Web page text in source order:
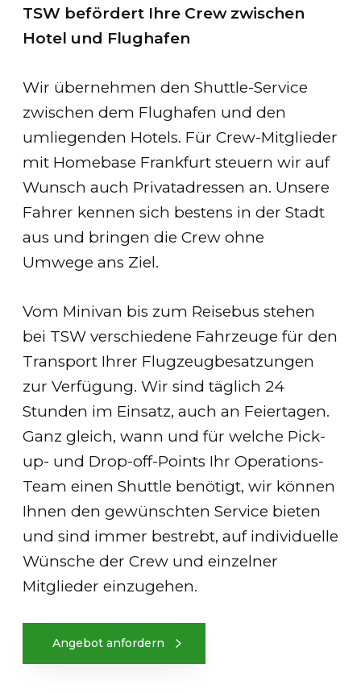
TSW befördert Ihre Crew zwischen
Hotel und Flughafen
Wir übernehmen den Shuttle-Service
zwischen dem Flughafen und den
umliegenden Hotels. Für Crew-Mitglieder
mit Homebase Frankfurt steuern wir auf
Wunsch auch Privatadressen an. Unsere
Fahrer kennen sich bestens in der Stadt
aus und bringen die Crew ohne
Umwege ans Ziel.
Vom Minivan bis zum Reisebus stehen
bei TSW verschiedene Fahrzeuge für den
Transport Ihrer Flugzeugbesatzungen
zur Verfügung. Wir sind täglich 24
Stunden im Einsatz, auch an Feiertagen.
Ganz gleich, wann und für welche Pick-
up- und Drop-off-Points Ihr Operations-
Team einen Shuttle benötigt, wir können
Ihnen den gewünschten Service bieten
und sind immer bestrebt, auf individuelle
Wünsche der Crew und einzelner
Mitglieder einzugehen.
Angebot anfordern